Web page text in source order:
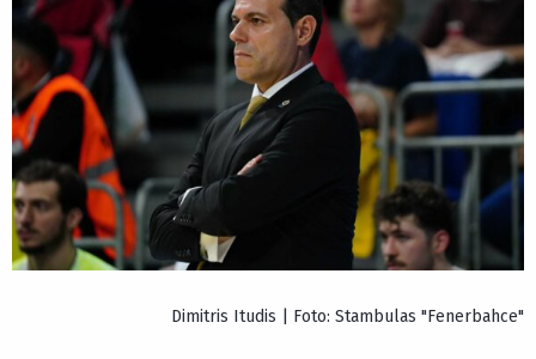
Dimitris Itudis | Foto: Stambulas "Fenerbahce"